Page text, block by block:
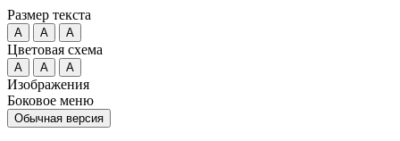
Размер текста
A A A
Цветовая схема
A A A
Изображения
Боковое меню
Обычная версия